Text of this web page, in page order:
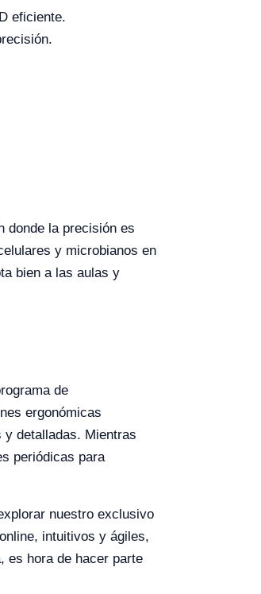
eficiente.
donde la precisión es
y microbianos en
bien a las aulas y
de
ergonómicas
detalladas. Mientras
periódicas para
nuestro exclusivo
intuitivos y ágiles,
es hora de hacer parte